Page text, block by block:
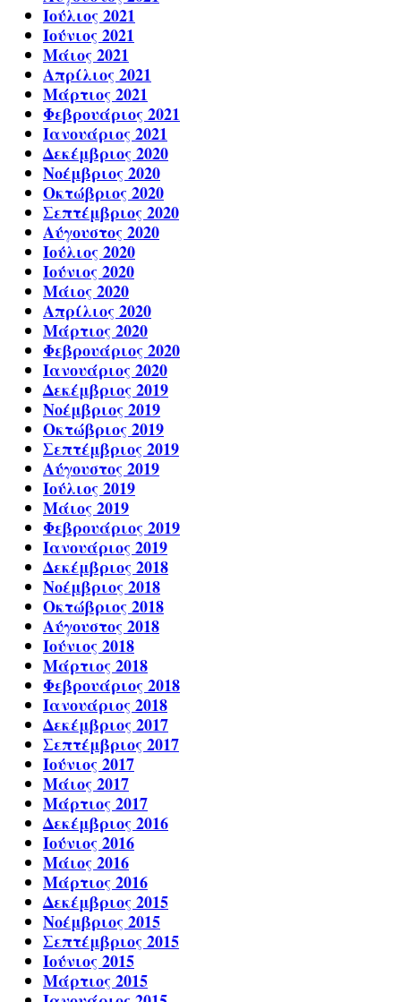
Ιούλιος 2021
Ιούνιος 2021
Μάιος 2021
Απρίλιος 2021
Μάρτιος 2021
Φεβρουάριος 2021
Ιανουάριος 2021
Δεκέμβριος 2020
Νοέμβριος 2020
Οκτώβριος 2020
Σεπτέμβριος 2020
Αύγουστος 2020
Ιούλιος 2020
Ιούνιος 2020
Μάιος 2020
Απρίλιος 2020
Μάρτιος 2020
Φεβρουάριος 2020
Ιανουάριος 2020
Δεκέμβριος 2019
Νοέμβριος 2019
Οκτώβριος 2019
Σεπτέμβριος 2019
Αύγουστος 2019
Ιούλιος 2019
Μάιος 2019
Φεβρουάριος 2019
Ιανουάριος 2019
Δεκέμβριος 2018
Νοέμβριος 2018
Οκτώβριος 2018
Αύγουστος 2018
Ιούνιος 2018
Μάρτιος 2018
Φεβρουάριος 2018
Ιανουάριος 2018
Δεκέμβριος 2017
Σεπτέμβριος 2017
Ιούνιος 2017
Μάιος 2017
Μάρτιος 2017
Δεκέμβριος 2016
Ιούνιος 2016
Μάιος 2016
Μάρτιος 2016
Δεκέμβριος 2015
Νοέμβριος 2015
Σεπτέμβριος 2015
Ιούνιος 2015
Μάρτιος 2015